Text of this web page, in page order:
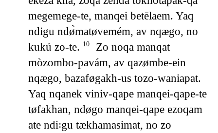
megemege-te, manqei betēlaem. Yaq
ndigu ndø̀matøvemém, av nqægo, no
kukú zo-te. 10
Zo noqa manqat
mòzombo-pavám, av qazømbe-ein
nqægo, bazaføgakh-us tozo-waniapat.
Yaq nqanek viniv-qape manqei-qape-te
tøfakhan, ndøgo manqei-qape ezoqam
ate ndi꞉gu tækhamasimat, no zo